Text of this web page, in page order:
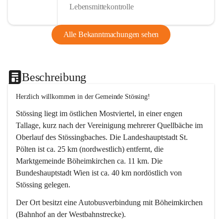
Lebensmittekontrolle
Alle Bekanntmachungen sehen
Beschreibung
Herzlich willkommen in der Gemeinde Stössing!
Stössing liegt im östlichen Mostviertel, in einer engen
Tallage, kurz nach der Vereinigung mehrerer Quellbäche im
Oberlauf des Stössingbaches. Die Landeshauptstadt St.
Pölten ist ca. 25 km (nordwestlich) entfernt, die
Marktgemeinde Böheimkirchen ca. 11 km. Die
Bundeshauptstadt Wien ist ca. 40 km nordöstlich von
Stössing gelegen.
Der Ort besitzt eine Autobusverbindung mit Böheimkirchen
(Bahnhof an der Westbahnstrecke).